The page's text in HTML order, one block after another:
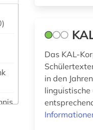
)
Das KAL-
in den